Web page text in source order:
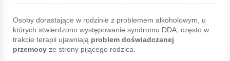
Osoby dorastające w rodzinie z problemem alkoholowym, u
których stwierdzono występowanie syndromu DDA, często w
trakcie terapii ujawniają problem doświadczanej
przemocy ze strony pijącego rodzica.